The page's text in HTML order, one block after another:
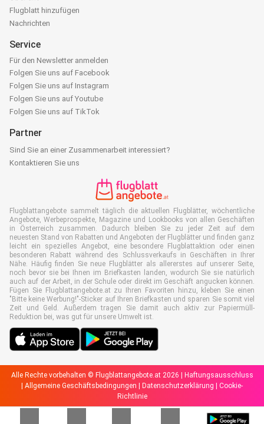
Flugblatt hinzufügen
Nachrichten
Service
Für den Newsletter anmelden
Folgen Sie uns auf Facebook
Folgen Sie uns auf Instagram
Folgen Sie uns auf Youtube
Folgen Sie uns auf TikTok
Partner
Sind Sie an einer Zusammenarbeit interessiert?
Kontaktieren Sie uns
Flugblattangebote sammelt täglich die aktuellen Flugblätter, wöchentliche
Angebote, Werbeprospekte, Magazine und Lookbooks von allen Geschäften
in Österreich zusammen. Dadurch bleiben Sie zu jeder Zeit auf dem
neuesten Stand von Rabatten und Angeboten der Flugblätter und finden ganz
leicht ein spezielles Angebot, eine besondere Flugblattaktion oder einen
besonderen Rabatt während des Schlussverkaufs in Geschäften in Ihrer
Nähe. Häufig finden Sie neue Flugblätter als allererstes auf unserer Seite,
noch bevor sie bei Ihnen im Briefkasten landen, wodurch Sie sie natürlich
auch auf der Arbeit, in der Schule oder direkt im Geschäft angucken können.
Fügen Sie Flugblattangebote.at zu Ihren Favoriten hinzu, kleben Sie einen
"Bitte keine Werbung!"-Sticker auf Ihren Briefkasten und sparen Sie somit viel
Zeit und Geld. Außerdem tragen Sie damit auch aktiv zur Papiermüll-
Reduktion bei, was gut für unsere Umwelt ist.
Alle Rechte vorbehalten © Flugblattangebote.at 2026 |
Haftungsausschluss
Allgemeine Geschäftsbedingungen Datenschutzerklärung
Cookie-
Richtlinie